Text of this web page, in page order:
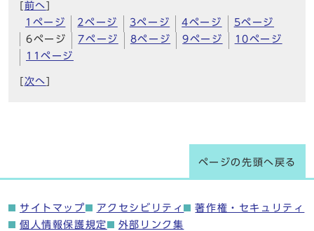
前へ
1ページ
2ページ 3ページ 4ページ
5ページ
6ページ
7ページ 8ページ 9ページ
10ページ
11ページ
次へ
ページの先頭へ戻る
サイトマップ アクセシビリティ
著作権・セキュリティ
個人情報保護規定
外部リンク集